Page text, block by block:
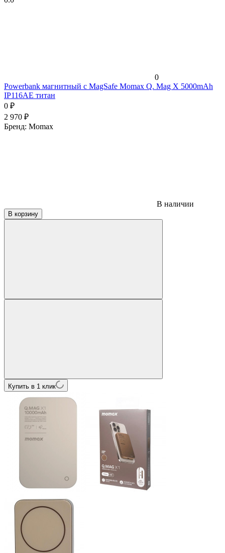
0
Powerbank магнитный с MagSafe Momax Q. Mag X 5000mAh
IP116AE титан
0 ₽
2 970 ₽
Бренд: Momax
В наличии
В корзину
Купить в 1 клик